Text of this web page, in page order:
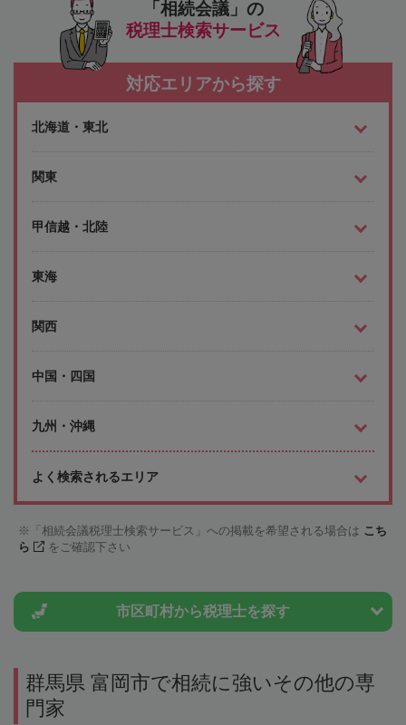
「相続会議」の
税理士検索サービス
対応エリアから探す
北海道・東北
関東
甲信越・北陸
東海
関西
中国・四国
九州・沖縄
よく検索されるエリア
「相続会議税理士検索サービス」への掲載を希望される場合は こち
ら
をご確認下さい
市区町村から税理士を探す
群馬県 富岡市で相続に強いその他の専
門家